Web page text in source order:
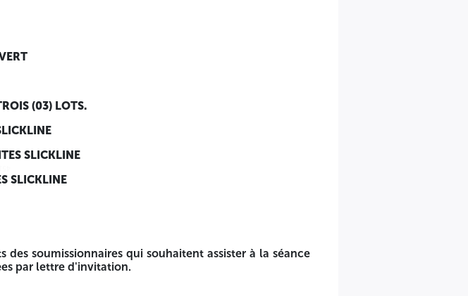
souhaitent assister à la séance d'ouverture, dont la date et l’heure leur seront
(03) LOTS.
SLICKLINE
SLICKLINE
soumissionnaires qui souhaitent assister à la séance
par lettre d'invitation.